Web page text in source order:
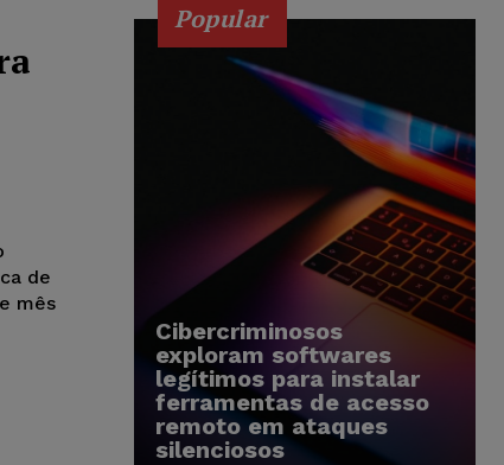
de
mês
Popular
Cibercriminosos
exploram softwares
legítimos para instalar
ferramentas de acesso
remoto em ataques
silenciosos